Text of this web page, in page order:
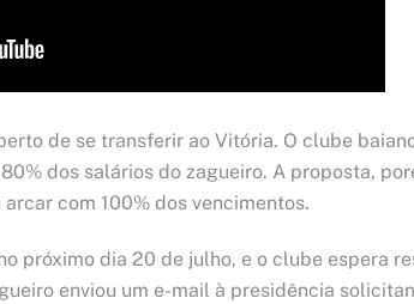
de se transferir ao Vitória. O clube
dos salários do zagueiro. A proposta,
com 100% dos vencimentos.
próximo dia 20 de julho, e o clube espera
enviou um e-mail à presidência